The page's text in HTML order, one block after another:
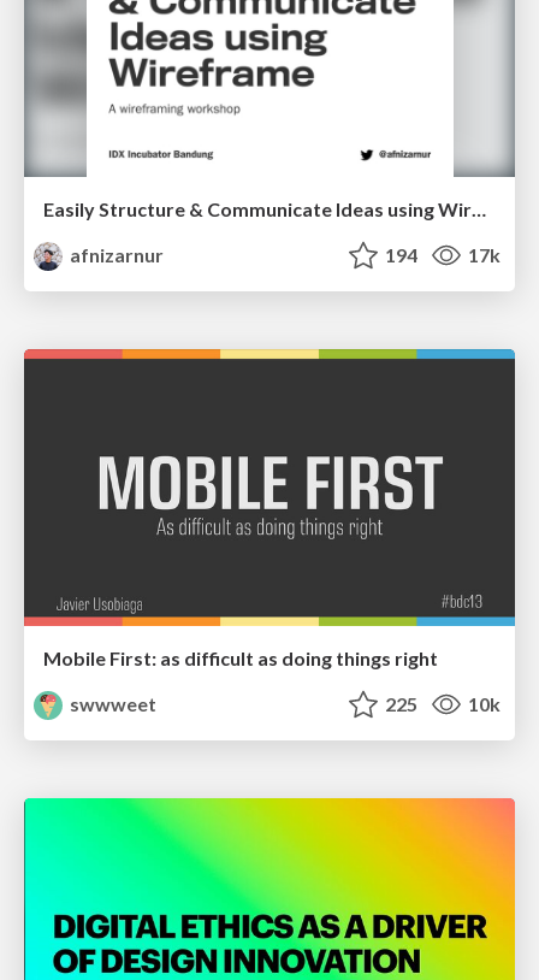
Easily Structure & Communicate Ideas using Wireframe
afnizarnur
194 17k
Mobile First: as difficult as doing things right
swwweet
225 10k